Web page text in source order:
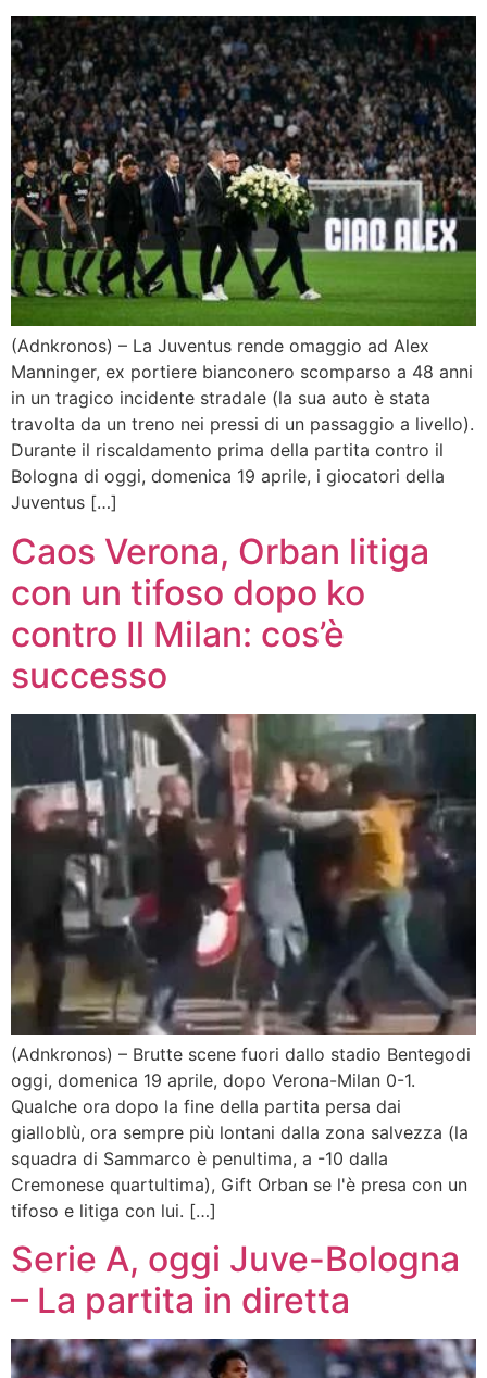
(Adnkronos) – La Juventus rende omaggio ad Alex
Manninger, ex portiere bianconero scomparso a 48 anni
in un tragico incidente stradale (la sua auto è stata
travolta da un treno nei pressi di un passaggio a livello).
Durante il riscaldamento prima della partita contro il
Bologna di oggi, domenica 19 aprile, i giocatori della
Juventus […]
Caos Verona, Orban litiga
con un tifoso dopo ko
contro Il Milan: cos’è
successo
(Adnkronos) – Brutte scene fuori dallo stadio Bentegodi
oggi, domenica 19 aprile, dopo Verona-Milan 0-1.
Qualche ora dopo la fine della partita persa dai
gialloblù, ora sempre più lontani dalla zona salvezza (la
squadra di Sammarco è penultima, a -10 dalla
Cremonese quartultima), Gift Orban se l'è presa con un
tifoso e litiga con lui. […]
Serie A, oggi Juve-Bologna
– La partita in diretta